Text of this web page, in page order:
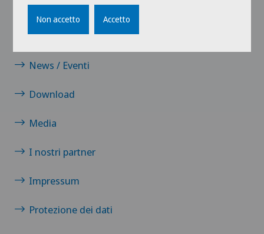
Contatto
Carriera
News / Eventi
Download
Media
I nostri partner
Impressum
Protezione dei dati
Non accetto Accetto